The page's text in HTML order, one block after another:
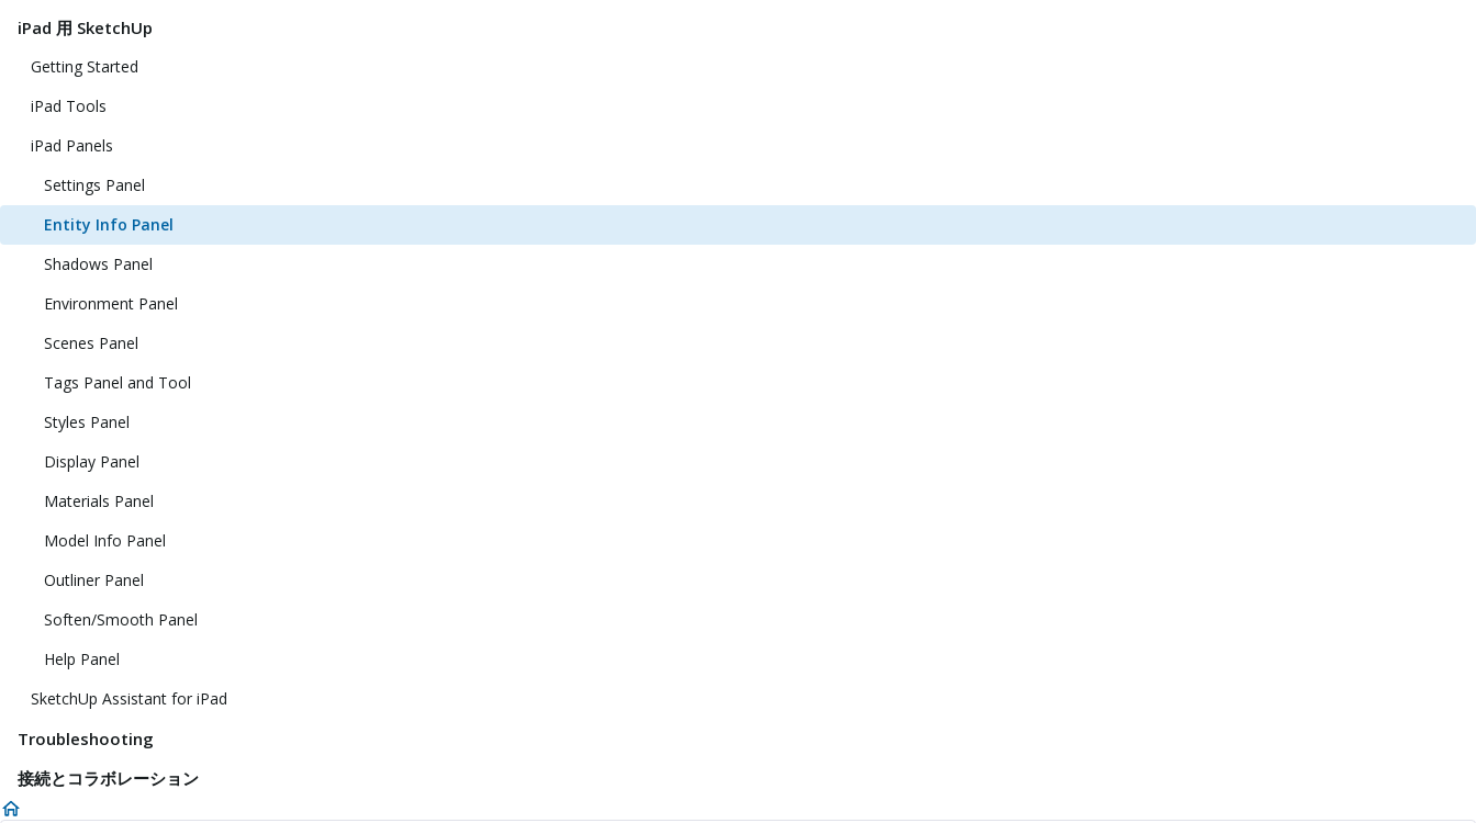
iPad 用 SketchUp
Getting Started
iPad Tools
iPad Panels
Settings Panel
Entity Info Panel
Shadows Panel
Environment Panel
Scenes Panel
Tags Panel and Tool
Styles Panel
Display Panel
Materials Panel
Model Info Panel
Outliner Panel
Soften/Smooth Panel
Help Panel
SketchUp Assistant for iPad
Troubleshooting
接続とコラボレーション